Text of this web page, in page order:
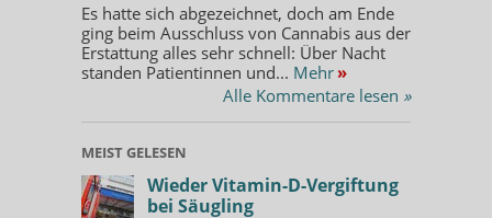
Es hatte sich abgezeichnet, doch am Ende
ging beim Ausschluss von Cannabis aus der
Erstattung alles sehr schnell: Über Nacht
standen Patientinnen und... Mehr »
Alle Kommentare lesen »
MEIST GELESEN
Wieder Vitamin-D-Vergiftung
bei Säugling